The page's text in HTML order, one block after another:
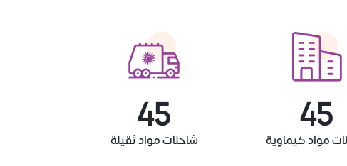
50
مواد كيماوية 50
شاحنات مواد ثقيلة